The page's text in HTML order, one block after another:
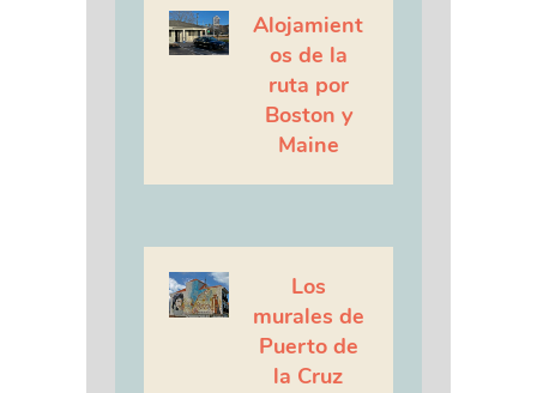
Alojamient
os de la
ruta por
Boston y
Maine
Los
murales de
Puerto de
la Cruz